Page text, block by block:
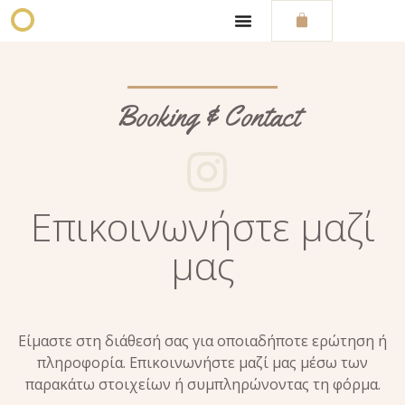
O
Booking & Contact
Επικοινωνήστε μαζί
μας
Είμαστε στη διάθεσή σας για οποιαδήποτε ερώτηση ή
πληροφορία. Επικοινωνήστε μαζί μας μέσω των
παρακάτω στοιχείων ή συμπληρώνοντας τη φόρμα.